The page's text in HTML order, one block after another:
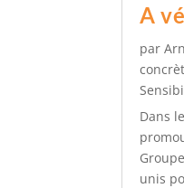
A
par
Dans
unis